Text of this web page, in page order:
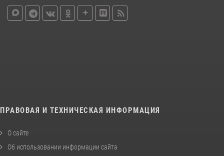
ПРАВОВАЯ И ТЕХНИЧЕСКАЯ ИНФОРМАЦИЯ
О сайте
Об использовании информации сайта